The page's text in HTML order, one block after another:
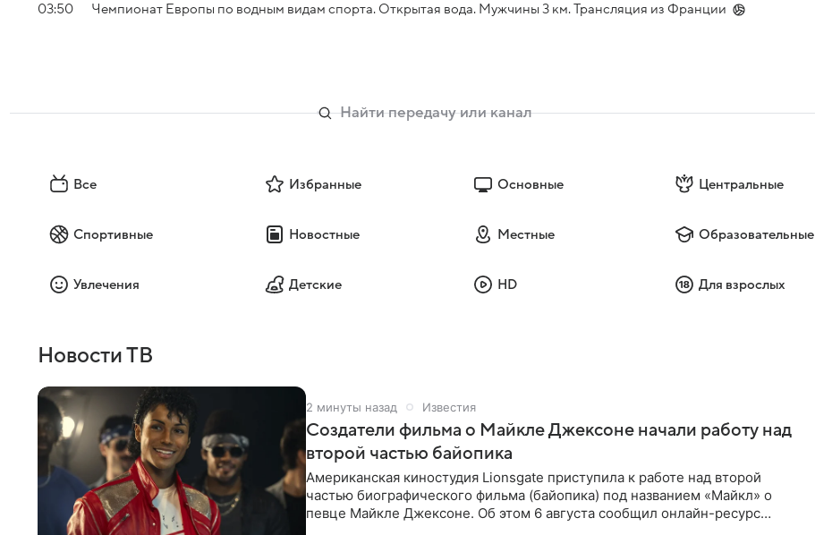
03:50
Чемпионат Европы по водным видам спорта. Открытая вода. Мужчины 3 км. Трансляция из Франции
Все Избранные Основные Центральные
Спортивные Новостные Местные Образовательные
Увлечения Детские HD Для взрослых
Новости ТВ
2 минуты назад Известия
Создатели фильма о Майкле Джексоне начали работу над
второй частью байопика
Американская киностудия Lionsgate приступила к работе над второй
частью биографического фильма (байопика) под названием «Майкл» о
певце Майкле Джексоне. Об этом 6 августа сообщил онлайн-ресурс